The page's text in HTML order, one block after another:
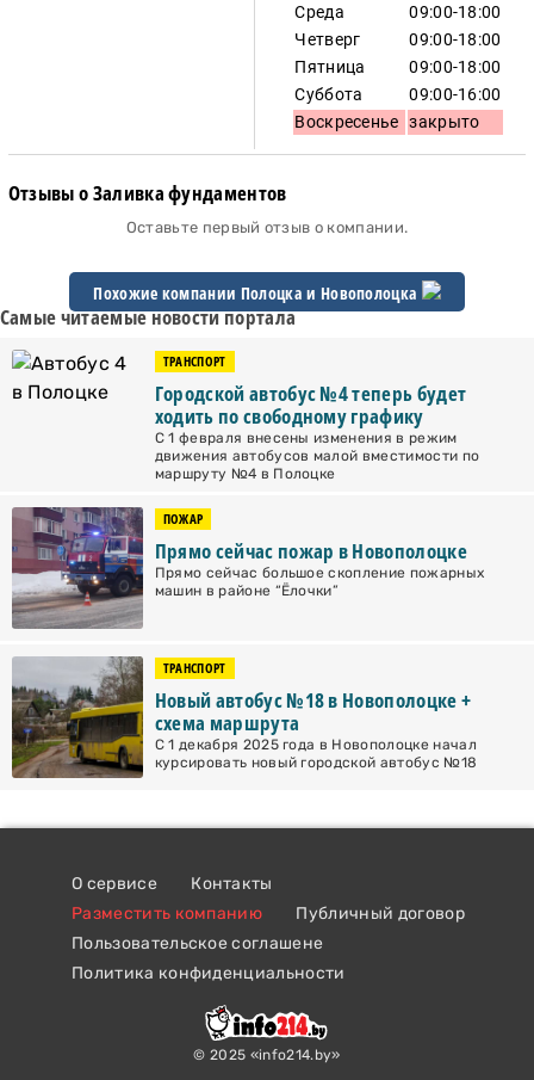
Среда
09:00-18:00
Четверг
09:00-18:00
Пятница
09:00-18:00
Суббота
09:00-16:00
Воскресенье закрыто
Отзывы о Заливка фундаментов
Оставьте первый отзыв о компании.
Похожие компании Полоцка и Новополоцка
Самые читаемые новости портала
ТРАНСПОРТ
Городской автобус №4 теперь будет
ходить по свободному графику
С 1 февраля внесены изменения в режим
движения автобусов малой вместимости по
маршруту №4 в Полоцке
ПОЖАР
Прямо сейчас пожар в Новополоцке
Прямо сейчас большое скопление пожарных
машин в районе “Ёлочки”
ТРАНСПОРТ
Новый автобус №18 в Новополоцке +
схема маршрута
С 1 декабря 2025 года в Новополоцке начал
курсировать новый городской автобус №18
О сервисе
Контакты
Разместить компанию
Публичный договор
Пользовательское соглашене
Политика конфиденциальности
© 2025 «info214.by»